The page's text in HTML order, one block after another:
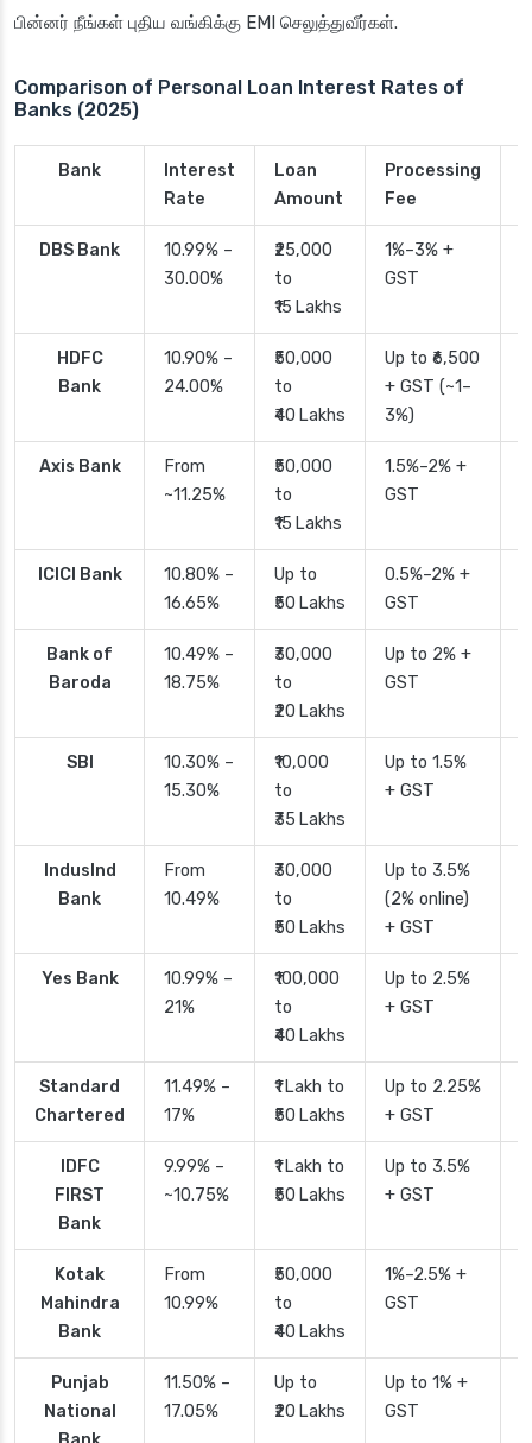
பின்னர் நீங்கள் புதிய வங்கிக்கு EMI செலுத்துவீர்கள்.
Comparison of Personal Loan Interest Rates of
Banks (2025)
Bank
Interest
Rate
Loan
Amount
Processing
Fee
DBS Bank
10.99% –
30.00%
₹25,000
to
₹15 Lakhs
1%–3% +
GST
HDFC
Bank
10.90% –
24.00%
₹50,000
to
₹40 Lakhs
Up to ₹6,500
+ GST (~1–
3%)
Axis Bank
From
~11.25%
₹50,000
to
₹15 Lakhs
1.5%–2% +
GST
ICICI Bank
10.80% –
16.65%
Up to
₹50 Lakhs
0.5%–2% +
GST
Bank of
Baroda
10.49% –
18.75%
₹30,000
to
₹20 Lakhs
Up to 2% +
GST
SBI
10.30% –
15.30%
₹10,000
to
₹35 Lakhs
Up to 1.5%
+ GST
IndusInd
Bank
From
10.49%
₹30,000
to
₹50 Lakhs
Up to 3.5%
(2% online)
+ GST
Yes Bank
10.99% –
21%
₹100,000
to
₹40 Lakhs
Up to 2.5%
+ GST
Standard
Chartered
11.49% –
17%
₹1 Lakh to
₹50 Lakhs
Up to 2.25%
+ GST
IDFC
FIRST
Bank
9.99% –
~10.75%
₹1 Lakh to
₹50 Lakhs
Up to 3.5%
+ GST
Kotak
Mahindra
Bank
From
10.99%
₹50,000
to
₹40 Lakhs
1%–2.5% +
GST
Punjab
National
11.50% –
17.05%
Up to
₹20 Lakhs
Up to 1% +
GST